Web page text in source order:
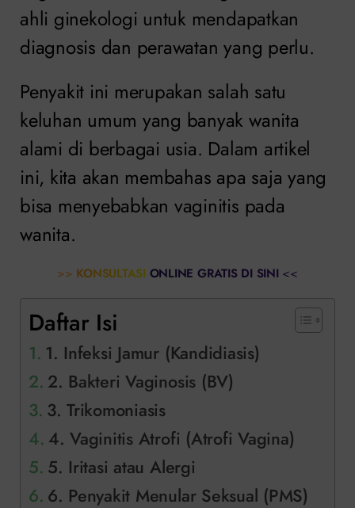
ahli ginekologi untuk mendapatkan
diagnosis dan perawatan yang perlu.
Penyakit ini merupakan salah satu
keluhan umum yang banyak wanita
alami di berbagai usia. Dalam artikel
ini, kita akan membahas apa saja yang
bisa menyebabkan vaginitis pada
wanita.
>> KONSULTASI ONLINE GRATIS DI SINI <<
Daftar Isi
1. Infeksi Jamur (Kandidiasis)
2. Bakteri Vaginosis (BV)
3. Trikomoniasis
4. Vaginitis Atrofi (Atrofi Vagina)
5. Iritasi atau Alergi
6. Penyakit Menular Seksual (PMS)